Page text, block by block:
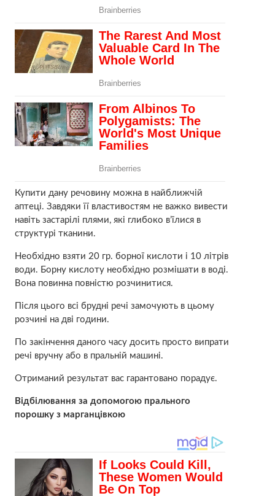
Купити данy речовинy можна в найближчій
aптеці. Завдяки її властивостям не важко вивести
навіть застарілі плями, які глибоко в’їлися в
структурі тканини.
Необхідно взяти 20 гр. боpної киcлоти і 10 літрів
води. Боpну киcлоту необхідно розмішати в воді.
Вона повинна повністю розчинитися.
Після цього всі брудні речі замочують в цьому
розчині на дві години.
По закінчення даного часу досить просто випрати
речі вручну або в пральній машині.
Отриманий результат вас гарантовано порадує.
Відбілювання за допомогою прального
порошку з маpганцівкою